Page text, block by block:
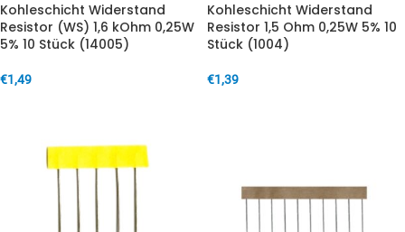
Kohleschicht Widerstand
Resistor (WS) 1,6 kOhm 0,25W
5% 10 Stück (14005)
€1,49
Kohleschicht Widerstand
Resistor 1,5 Ohm 0,25W 5% 10
Stück (1004)
€1,39